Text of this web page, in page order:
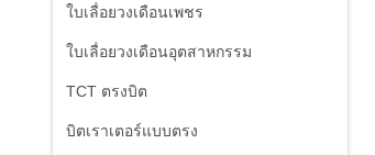
ใบเลื่อยวงเดือนเพชร
ใบเลื่อยวงเดือนอุตสาหกรรม
TCT ตรงบิต
บิตเราเตอร์แบบตรง